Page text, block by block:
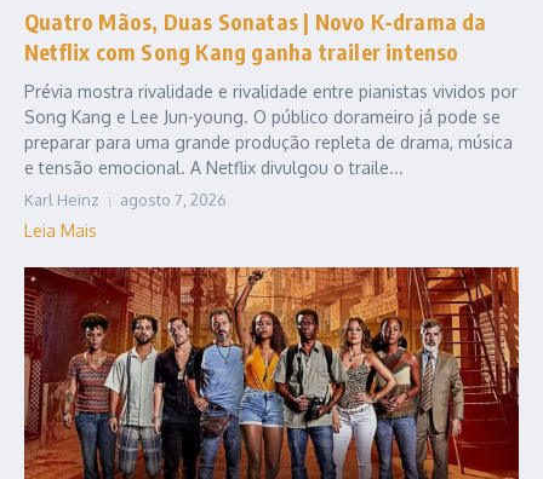
Quatro Mãos, Duas Sonatas | Novo K-drama da
Netflix com Song Kang ganha trailer intenso
Prévia mostra rivalidade e rivalidade entre pianistas vividos por
Song Kang e Lee Jun-young. O público dorameiro já pode se
preparar para uma grande produção repleta de drama, música
e tensão emocional. A Netflix divulgou o traile...
Karl Heinz agosto 7, 2026
Leia Mais